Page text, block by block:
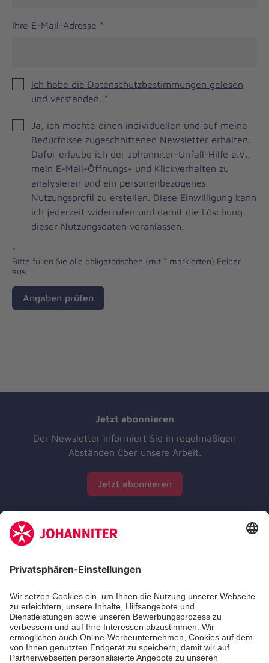
Ihre E-Mail-Adresse *
Ich habe die Datenschutzbestimmungen gelesen
und verstanden. *
Brevo
Newsletter
Checkbox
Ja, ich möchte einen individuellen und auf meine
Bedürfnisse zugeschnittenen Newsletter erhalten.
Dafür erlaube ich der Johanniter-Unfall-Hilfe e.V.,
mein E-Mail-Öffnungs- und Klickverhalten zu
analysieren und ein personenbezogenes
Nutzungsprofil zu erstellen. Diese Einwilligung kann
ich jederzeit widerrufen und damit die Löschung
dieser Nutzungsdaten veranlassen.
*
Bitte füllen Sie alle obligatorischen (mit * markierten) Felder
aus.
Angaben prüfen
Jetzt abonnieren
Der Newsletter informiert Sie in regelmäßigen
Abständen über unsere Arbeit.
Jetzt abonnieren
Zertifizierung der Johanniter-Unfall-Hilfe e.V.
Die Johanniter GmbH führt das Spendenzertifikat
des Deutschen Spendenrats e.V.